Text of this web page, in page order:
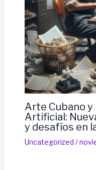
Arte Cubano
Artificial:
y desafíos en
Uncategorized /